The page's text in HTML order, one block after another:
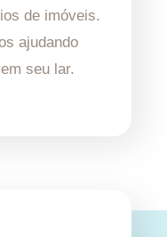
de imóveis.
ajudando
seu lar.